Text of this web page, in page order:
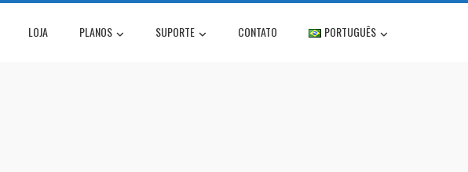
LOJA PLANOS SUPORTE CONTATO PORTUGUÊS